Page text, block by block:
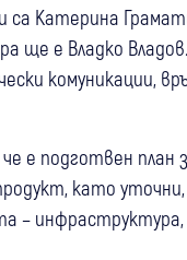
Катерина
ще е Владко
комуникации,
е подготвен план
като уточни,
– инфраструктура,